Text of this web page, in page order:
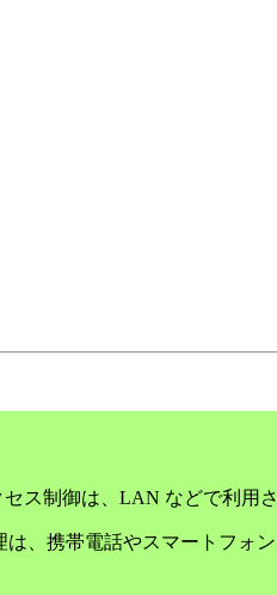
ス制御は、LAN などで利用
、携帯電話やスマートフォ